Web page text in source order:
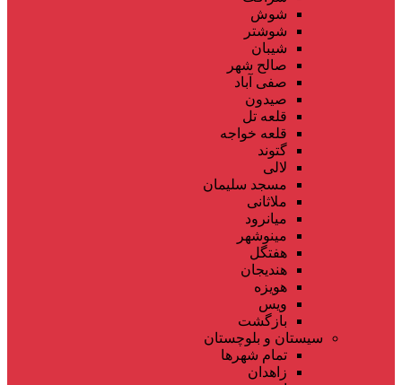
شوش
شوشتر
شیبان
صالح شهر
صفی آباد
صیدون
قلعه تل
قلعه خواجه
گتوند
لالی
مسجد سلیمان
ملاثانی
میانرود
مینوشهر
هفتگل
هندیجان
هویزه
ویس
بازگشت
سیستان و بلوچستان
تمام شهر‌ها
زاهدان